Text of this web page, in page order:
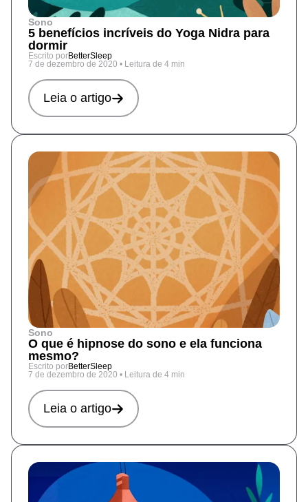
Sono
5 benefícios incríveis do Yoga Nidra para
dormir
Escrito porBetterSleep
7 de dezembro de 2020 • Leitura de 4 min
Leia o artigo
Sono
O que é hipnose do sono e ela funciona
mesmo?
Escrito porBetterSleep
7 de dezembro de 2020 • Leitura de 4 min
Leia o artigo